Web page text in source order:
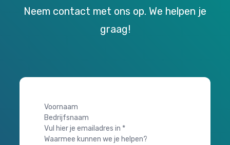
Neem contact met ons op. We helpen je
graag!